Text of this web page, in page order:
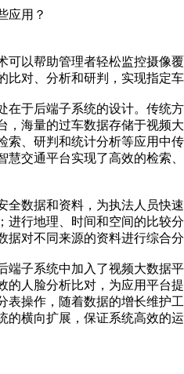
应用？
可以帮助管理者轻松监控摄像
比对、分析和研判，实现指定
在于后端子系统的设计。传统
，海量的过车数据存储于视频
索、研判和统计分析等应用中
慧交通平台实现了高效的检索
全数据和资料，为执法人员快
进行地理、时间和空间的比较
据对不同来源的资料进行综合
端子系统中加入了视频大数据
的人脸分析比对，为应用平台
表操作，随着数据的增长维护
的横向扩展，保证系统高效的